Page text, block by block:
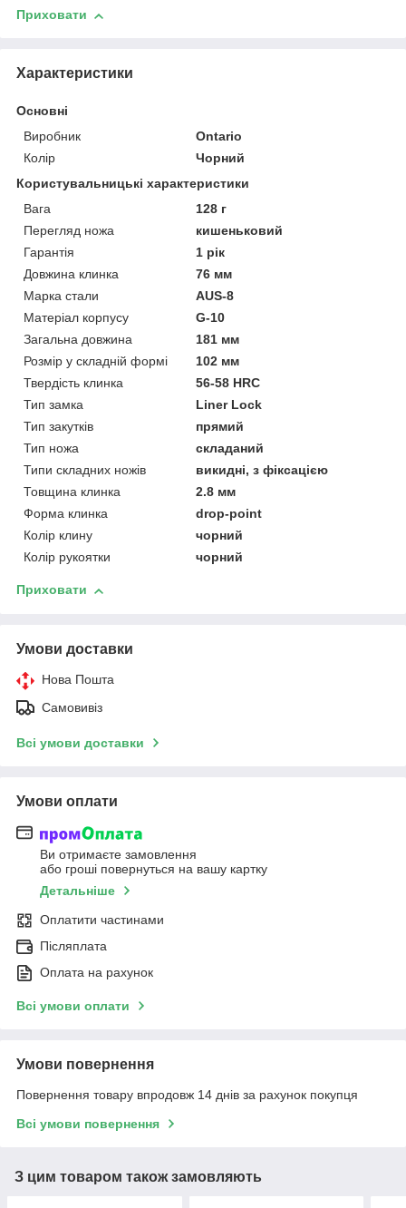
Приховати
Характеристики
Основні
Виробник
Ontario
Колір
Чорний
Користувальницькі характеристики
Вага
128 г
Перегляд ножа
кишеньковий
Гарантія
1 рік
Довжина клинка
76 мм
Марка стали
AUS-8
Матеріал корпусу
G-10
Загальна довжина
181 мм
Розмір у складній формі
102 мм
Твердість клинка
56-58 HRC
Тип замка
Liner Lock
Тип закутків
прямий
Тип ножа
складаний
Типи складних ножів
викидні, з фіксацією
Товщина клинка
2.8 мм
Форма клинка
drop-point
Колір клину
чорний
Колір рукоятки
чорний
Приховати
Умови доставки
Нова Пошта
Самовивіз
Всі умови доставки
Умови оплати
Ви отримаєте замовлення
або гроші повернуться на вашу картку
Детальніше
Оплатити частинами
Післяплата
Оплата на рахунок
Всі умови оплати
Умови повернення
Повернення товару впродовж 14 днів за рахунок покупця
Всі умови повернення
З цим товаром також замовляють